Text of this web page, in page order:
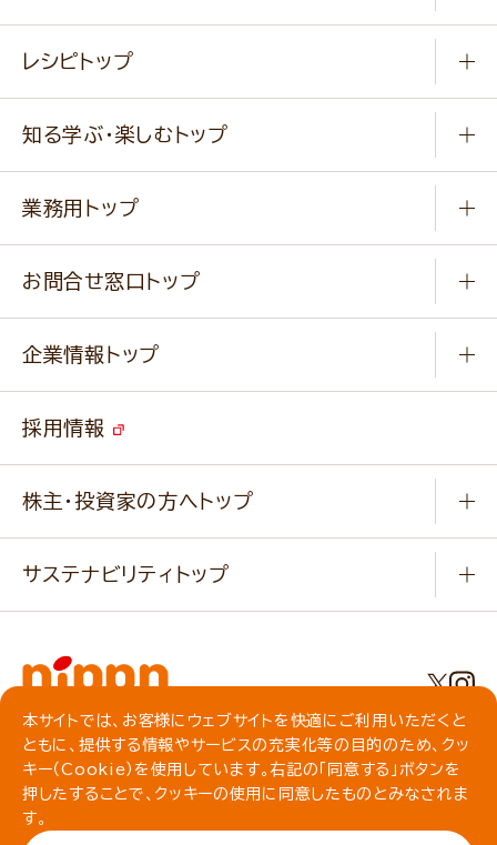
健康食品・他
新商品・リニューアル商品
通販サイト一覧
レシピトップ
作り方動画
みなさまのレシピはこちら
知る学ぶ・楽しむトップ
ふっくらパンをつくりましょう
キャンペーン
業務用トップ
ニップンの アマニ 業務用サイト
ベジカフェブランドサイト
お問合せ窓口トップ
改善事例
業務用商品のお問合せ
企業情報トップ
事業紹介
経営理念・経営方針・行動規範・行動指針
ニップンの歴史
事業場・工場一覧
採用情報
株主・投資家の方へトップ
IR情報
IRライブラリ
株主総会・株式関連情報／社債・格付情報
よくいただくご質問
サステナビリティトップ
基本方針
社会
食育への取り組み
プライバシーポリシー
クッキーポリシー
動作環境について
サイトマップ
本サイトでは、お客様にウェブサイトを快適にご利用いただくと
ともに、提供する情報やサービスの充実化等の目的のため、クッ
キー（Cookie）を使用しています。右記の「同意する」ボタンを
押したすることで、クッキーの使用に同意したものとみなされま
す。